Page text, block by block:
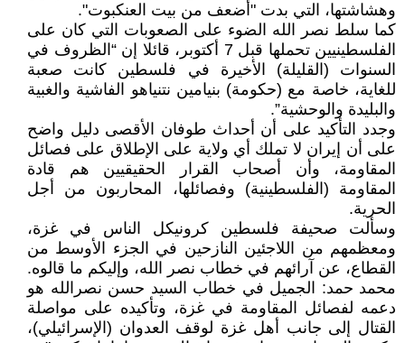
وهشاشتها، التي بدت "أضعف من بيت العنكبوت".
كما سلط نصر الله الضوء على الصعوبات التي كان على
الفلسطينيين تحملها قبل 7 أكتوبر، قائلا إن “الظروف في
السنوات (القليلة) الأخيرة في فلسطين كانت صعبة
للغاية، خاصة مع (حكومة) بنيامين نتنياهو الفاشية والغبية
والبليدة والوحشية”.
وجدد التأكيد على أن أحداث طوفان الأقصى دليل واضح
على أن إيران لا تملك أي ولاية على الإطلاق على فصائل
المقاومة، وأن أصحاب القرار الحقيقيين هم قادة
المقاومة (الفلسطينية) وفصائلها، المحاربون من أجل
الحرية.
وسألت صحيفة فلسطين كرونيكل الناس في غزة،
ومعظمهم من اللاجئين النازحين في الجزء الأوسط من
القطاع، عن آرائهم في خطاب نصر الله، وإليكم ما قالوه.
محمد حمد: الجميل في خطاب السيد حسن نصرالله هو
دعمه لفصائل المقاومة في غزة، وتأكيده على مواصلة
القتال إلى جانب أهل غزة لوقف العدوان (الإسرائيلي)،